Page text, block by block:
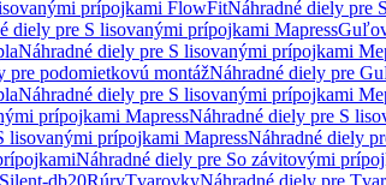
prípojkami FlowFitNáhradné diely pre
diely pre S lisovanými prípojkami Mapress
Náhradné diely pre S lisovanými prípojkami
pre podomietkovú montážNáhradné diely pre
Náhradné diely pre S lisovanými prípojkami
prípojkami MapressNáhradné diely pre S
lisovanými prípojkami MapressNáhradné diely
Náhradné diely pre So závitovými
db20RúryTvarovkyNáhradné diely pre